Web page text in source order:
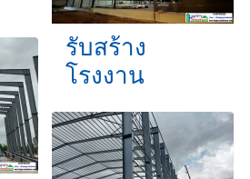
รับสร้าง
โรงงาน